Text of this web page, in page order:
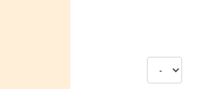
risultati